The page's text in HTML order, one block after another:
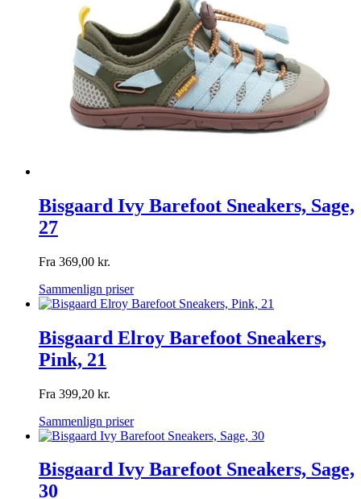
Bisgaard Ivy Barefoot Sneakers, Sage,
27
Fra 369,00 kr.
Sammenlign priser
Bisgaard Elroy Barefoot Sneakers,
Pink, 21
Fra 399,20 kr.
Sammenlign priser
Bisgaard Ivy Barefoot Sneakers, Sage,
30